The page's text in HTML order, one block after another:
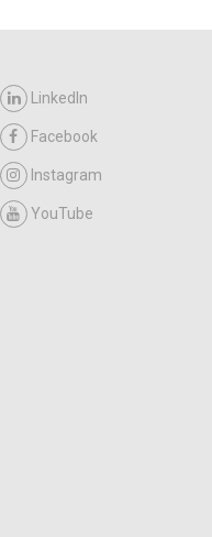
LinkedIn
Facebook
Instagram
YouTube